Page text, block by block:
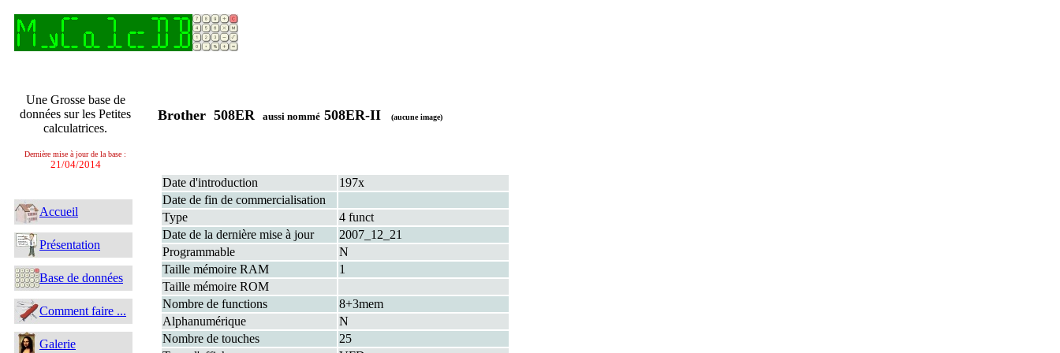
Une Grosse base de
données sur les Petites
calculatrices.
Dernière mise à jour de la base :
21/04/2014
Accueil
Présentation
Base de données
Comment faire ...
Galerie
Brother 508ER aussi nommé 508ER-II (aucune image)
Date d'introduction
197x
Date de fin de commercialisation
Type
4 funct
Date de la dernière mise à jour
2007_12_21
Programmable
N
Taille mémoire RAM
1
Taille mémoire ROM
Nombre de functions
8+3mem
Alphanumérique
N
Nombre de touches
25